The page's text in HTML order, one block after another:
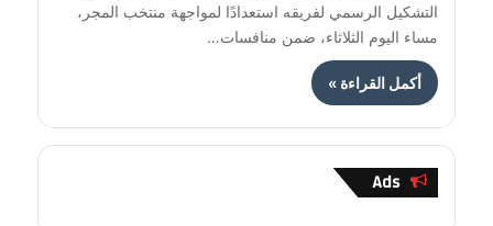
التشكيل الرسمي لفريقه استعدادًا لمواجهة منتخب المجر،
مساء اليوم الثلاثاء، ضمن منافسات…
أكمل القراءة »
Ads